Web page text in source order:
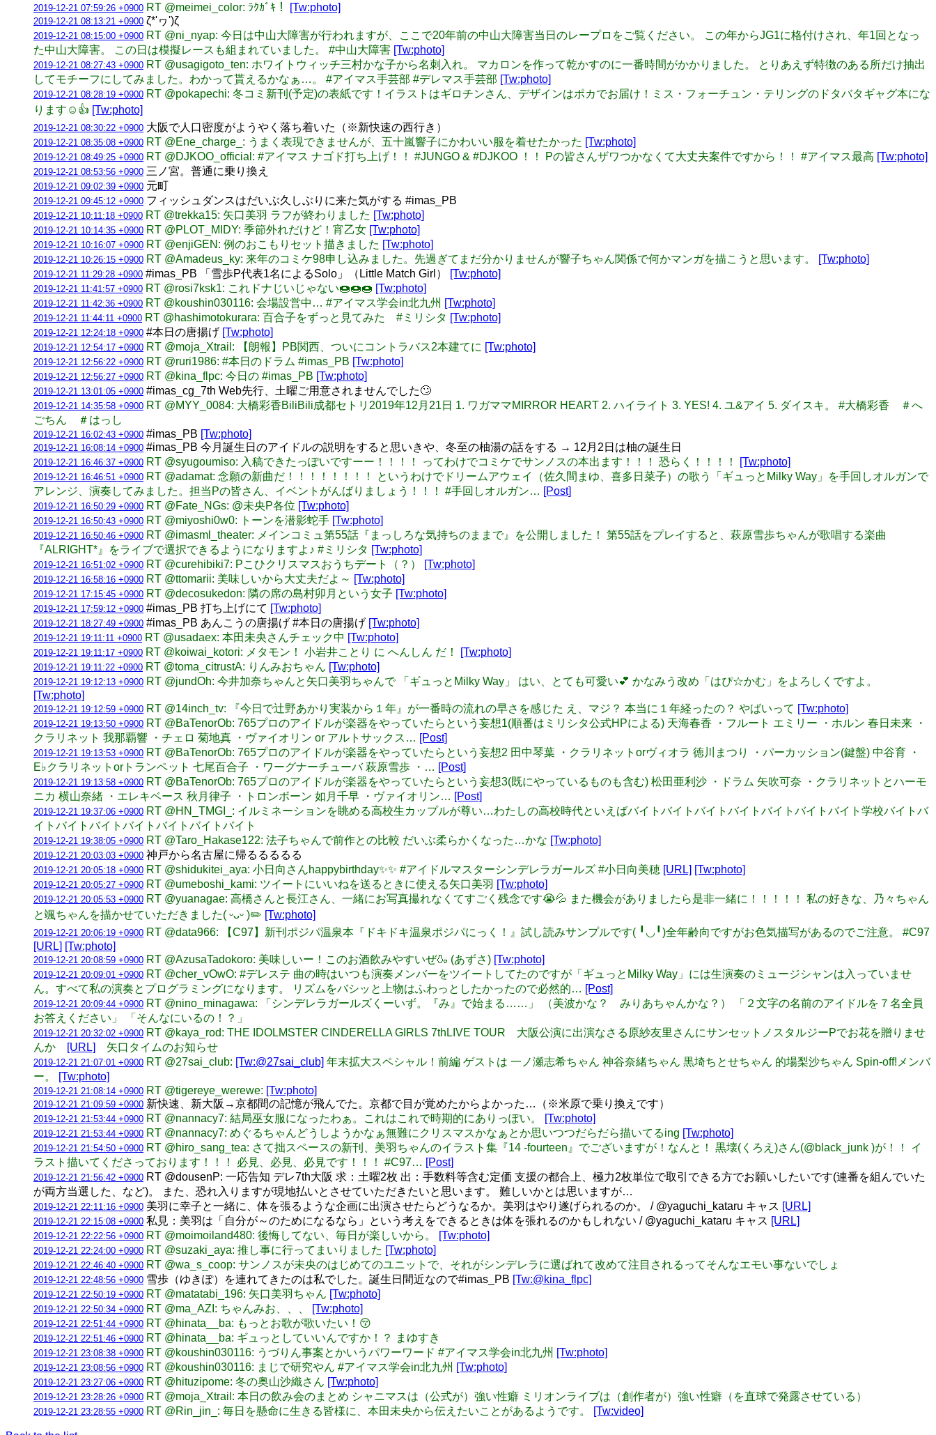
2019-12-21 07:59:26 +0900 RT @meimei_color: ﾗｸｶﾞｷ！ [Tw:photo]
2019-12-21 08:13:21 +0900 ζ*'ヮ')ζ
2019-12-21 08:15:00 +0900 RT @ni_nyap: 今日は中山大障害が行われますが、ここで20年前の中山大障害当日のレープロをご覧ください。 この年からJG1に格付けされ、年1回となっ
た中山大障害。 この日は模擬レースも組まれていました。 #中山大障害 [Tw:photo]
2019-12-21 08:27:43 +0900 RT @usagigoto_ten: ホワイトウィッチ三村かな子から名刺入れ。 マカロンを作って乾かすのに一番時間がかかりました。 とりあえず特徴のある所だけ抽出
してモチーフにしてみました。わかって貰えるかなぁ…。 #アイマス手芸部 #デレマス手芸部 [Tw:photo]
2019-12-21 08:28:19 +0900 RT @pokapechi: 冬コミ新刊(予定)の表紙です！イラストはギロチンさん、デザインはポカでお届け！ミス・フォーチュン・テリングのドタバタギャグ本にな
ります☺️👍 [Tw:photo]
2019-12-21 08:30:22 +0900 大阪で人口密度がようやく落ち着いた（※新快速の西行き）
2019-12-21 08:35:08 +0900 RT @Ene_charge_: うまく表現できませんが、五十嵐響子にかわいい服を着せたかった [Tw:photo]
2019-12-21 08:49:25 +0900 RT @DJKOO_official: #アイマス ナゴド打ち上げ！！ #JUNGO & #DJKOO ！！ Pの皆さんザワつかなくて大丈夫案件ですから！！ #アイマス最高 [Tw:photo]
2019-12-21 08:53:56 +0900 三ノ宮。普通に乗り換え
2019-12-21 09:02:39 +0900 元町
2019-12-21 09:45:12 +0900 フィッシュダンスはだいぶ久しぶりに来た気がする #imas_PB
2019-12-21 10:11:18 +0900 RT @trekka15: 矢口美羽 ラフが終わりました [Tw:photo]
2019-12-21 10:14:35 +0900 RT @PLOT_MIDY: 季節外れだけど！宵乙女 [Tw:photo]
2019-12-21 10:16:07 +0900 RT @enjiGEN: 例のおこもりセット描きました [Tw:photo]
2019-12-21 10:26:15 +0900 RT @Amadeus_ky: 来年のコミケ98申し込みました。先過ぎてまだ分かりませんが響子ちゃん関係で何かマンガを描こうと思います。 [Tw:photo]
2019-12-21 11:29:28 +0900 #imas_PB 「雪歩P代表1名によるSolo」（Little Match Girl） [Tw:photo]
2019-12-21 11:41:57 +0900 RT @rosi7ksk1: これドナじいじゃない🍩🍩🍩 [Tw:photo]
2019-12-21 11:42:36 +0900 RT @koushin030116: 会場設営中… #アイマス学会in北九州 [Tw:photo]
2019-12-21 11:44:11 +0900 RT @hashimotokurara: 百合子をずっと見てみた #ミリシタ [Tw:photo]
2019-12-21 12:24:18 +0900 #本日の唐揚げ [Tw:photo]
2019-12-21 12:54:17 +0900 RT @moja_Xtrail: 【朗報】PB関西、ついにコントラバス2本建てに [Tw:photo]
2019-12-21 12:56:22 +0900 RT @ruri1986: #本日のドラム #imas_PB [Tw:photo]
2019-12-21 12:56:27 +0900 RT @kina_flpc: 今日の #imas_PB [Tw:photo]
2019-12-21 13:01:05 +0900 #imas_cg_7th Web先行、土曜ご用意されませんでした🙄
2019-12-21 14:35:58 +0900 RT @MYY_0084: 大橋彩香BiliBili成都セトリ2019年12月21日 1. ワガママMIRROR HEART 2. ハイライト 3. YES! 4. ユ&アイ 5. ダイスキ。 #大橋彩香 ＃へ
ごちん ＃はっし
2019-12-21 16:02:43 +0900 #imas_PB [Tw:photo]
2019-12-21 16:08:14 +0900 #imas_PB 今月誕生日のアイドルの説明をすると思いきや、冬至の柚湯の話をする → 12月2日は柚の誕生日
2019-12-21 16:46:37 +0900 RT @syugoumiso: 入稿できたっぽいですーー！！！！ ってわけでコミケでサンノスの本出ます！！！ 恐らく！！！！ [Tw:photo]
2019-12-21 16:46:51 +0900 RT @adamat: 念願の新曲だ！！！！！！！！ というわけでドリームアウェイ（佐久間まゆ、喜多日菜子）の歌う「ギュっとMilky Way」を手回しオルガンで
アレンジ、演奏してみました。担当Pの皆さん、イベントがんばりましょう！！！ #手回しオルガン… [Post]
2019-12-21 16:50:29 +0900 RT @Fate_NGs: @未央P各位 [Tw:photo]
2019-12-21 16:50:43 +0900 RT @miyoshi0w0: トーンを潜影蛇手 [Tw:photo]
2019-12-21 16:50:46 +0900 RT @imasml_theater: メインコミュ第55話『まっしろな気持ちのままで』を公開しました！ 第55話をプレイすると、萩原雪歩ちゃんが歌唱する楽曲
『ALRIGHT*』をライブで選択できるようになりますよ♪ #ミリシタ [Tw:photo]
2019-12-21 16:51:02 +0900 RT @curehibiki7: Pこひクリスマスおうちデート（？） [Tw:photo]
2019-12-21 16:58:16 +0900 RT @ttomarii: 美味しいから大丈夫だよ～ [Tw:photo]
2019-12-21 17:15:45 +0900 RT @decosukedon: 隣の席の島村卯月という女子 [Tw:photo]
2019-12-21 17:59:12 +0900 #imas_PB 打ち上げにて [Tw:photo]
2019-12-21 18:27:49 +0900 #imas_PB あんこうの唐揚げ #本日の唐揚げ [Tw:photo]
2019-12-21 19:11:11 +0900 RT @usadaex: 本田未央さんチェック中 [Tw:photo]
2019-12-21 19:11:17 +0900 RT @koiwai_kotori: メタモン！ 小岩井ことり に へんしん だ！ [Tw:photo]
2019-12-21 19:11:22 +0900 RT @toma_citrustA: りんみおちゃん [Tw:photo]
2019-12-21 19:12:13 +0900 RT @jundOh: 今井加奈ちゃんと矢口美羽ちゃんで 「ギュっとMilky Way」 はい、とても可愛い💕 かなみう改め「はぴ☆かむ」をよろしくですよ。
[Tw:photo]
2019-12-21 19:12:59 +0900 RT @14inch_tv: 『今日で辻野あかり実装から１年』が一番時の流れの早さを感じた え、マジ？ 本当に１年経ったの？ やばいって [Tw:photo]
2019-12-21 19:13:50 +0900 RT @BaTenorOb: 765プロのアイドルが楽器をやっていたらという妄想1(順番はミリシタ公式HPによる) 天海春香 ・フルート エミリー ・ホルン 春日未来 ・
クラリネット 我那覇響 ・チェロ 菊地真 ・ヴァイオリン or アルトサックス… [Post]
2019-12-21 19:13:53 +0900 RT @BaTenorOb: 765プロのアイドルが楽器をやっていたらという妄想2 田中琴葉 ・クラリネットorヴィオラ 徳川まつり ・パーカッション(鍵盤) 中谷育 ・
E♭クラリネットorトランペット 七尾百合子 ・ワーグナーチューバ 萩原雪歩 ・… [Post]
2019-12-21 19:13:58 +0900 RT @BaTenorOb: 765プロのアイドルが楽器をやっていたらという妄想3(既にやっているものも含む) 松田亜利沙 ・ドラム 矢吹可奈 ・クラリネットとハーモ
ニカ 横山奈緒 ・エレキベース 秋月律子 ・トロンボーン 如月千早 ・ヴァイオリン… [Post]
2019-12-21 19:37:06 +0900 RT @HN_TMGI_: イルミネーションを眺める高校生カップルが尊い…わたしの高校時代といえばバイトバイトバイトバイトバイトバイトバイト学校バイトバ
イトバイトバイトバイトバイトバイトバイト
2019-12-21 19:38:05 +0900 RT @Taro_Hakase122: 法子ちゃんで前作との比較 だいぶ柔らかくなった…かな [Tw:photo]
2019-12-21 20:03:03 +0900 神戸から名古屋に帰るるるるる
2019-12-21 20:05:18 +0900 RT @shidukitei_aya: 小日向さんhappybirthday✨✨ #アイドルマスターシンデレラガールズ #小日向美穂 [URL] [Tw:photo]
2019-12-21 20:05:27 +0900 RT @umeboshi_kami: ツイートにいいねを送るときに使える矢口美羽 [Tw:photo]
2019-12-21 20:05:53 +0900 RT @yuanagae: 高橋さんと長江さん、一緒にお写真撮れなくてすごく残念です😭💦 また機会がありましたら是非一緒に！！！！！ 私の好きな、乃々ちゃん
と颯ちゃんを描かせていただきました( ᵕᴗᵕ )✏️ [Tw:photo]
2019-12-21 20:06:19 +0900 RT @data966: 【C97】新刊ポジパ温泉本『ドキドキ温泉ポジパにっく！』試し読みサンプルです( ╹◡╹)全年齢向ですがお色気描写があるのでご注意。 #C97
[URL] [Tw:photo]
2019-12-21 20:08:59 +0900 RT @AzusaTadokoro: 美味しいー！このお酒飲みやすいぜ🍶 (あずさ) [Tw:photo]
2019-12-21 20:09:01 +0900 RT @cher_vOwO: #デレステ 曲の時はいつも演奏メンバーをツイートしてたのですが「ギュっとMilky Way」には生演奏のミュージシャンは入っていませ
ん。すべて私の演奏とプログラミングになります。 リズムをバシッと上物はふわっとしたかったので必然的… [Post]
2019-12-21 20:09:44 +0900 RT @nino_minagawa: 「シンデレラガールズくーいず。『み』で始まる……」 （美波かな？ みりあちゃんかな？） 「２文字の名前のアイドルを７名全員
お答えください」 「そんなにいるの！？」
2019-12-21 20:32:02 +0900 RT @kaya_rod: THE IDOLMSTER CINDERELLA GIRLS 7thLIVE TOUR 大阪公演に出演なさる原紗友里さんにサンセットノスタルジーPでお花を贈りませ
んか
[URL] 矢口タイムのお知らせ
2019-12-21 21:07:01 +0900 RT @27sai_club: [Tw:@27sai_club] 年末拡大スペシャル！前編 ゲストは 一ノ瀬志希ちゃん 神谷奈緒ちゃん 黒埼ちとせちゃん 的場梨沙ちゃん Spin-off!メンバ
ー。
[Tw:photo]
2019-12-21 21:08:14 +0900 RT @tigereye_werewe: [Tw:photo]
2019-12-21 21:09:59 +0900 新快速、新大阪→京都間の記憶が飛んでた。京都で目が覚めたからよかった…（※米原で乗り換えです）
2019-12-21 21:53:44 +0900 RT @nannacy7: 結局巫女服になったわぁ。これはこれで時期的にありっぽい。 [Tw:photo]
2019-12-21 21:53:44 +0900 RT @nannacy7: めぐるちゃんどうしようかなぁ無難にクリスマスかなぁとか思いつつだらだら描いてるing [Tw:photo]
2019-12-21 21:54:50 +0900 RT @hiro_sang_tea: さて拙スペースの新刊、美羽ちゃんのイラスト集『14 -fourteen』でございますが！なんと！ 黒壊(くろえ)さん(@black_junk )が！！ イ
ラスト描いてくださっております！！！ 必見、必見、必見です！！！ #C97… [Post]
2019-12-21 21:56:42 +0900 RT @dousenP: 一応告知 デレ7th大阪 求：土曜2枚 出：手数料等含む定価 支援の都合上、極力2枚単位で取引できる方でお願いしたいです(連番を組んでいた
が両方当選した、など)。 また、恐れ入りますが現地払いとさせていただきたいと思います。 難しいかとは思いますが…
2019-12-21 22:11:16 +0900 美羽に幸子と一緒に、体を張るような企画に出演させたらどうなるか。美羽はやり遂げられるのか。 / @yaguchi_kataru キャス [URL]
2019-12-21 22:15:08 +0900 私見：美羽は「自分が～のためになるなら」という考えをできるときは体を張れるのかもしれない / @yaguchi_kataru キャス [URL]
2019-12-21 22:22:56 +0900 RT @moimoiland480: 後悔してない、毎日が楽しいから。 [Tw:photo]
2019-12-21 22:24:00 +0900 RT @suzaki_aya: 推し事に行ってまいりました [Tw:photo]
2019-12-21 22:46:40 +0900 RT @wa_s_coop: サンノスが未央のはじめてのユニットで、それがシンデレラに選ばれて改めて注目されるってそんなエモい事ないでしょ
2019-12-21 22:48:56 +0900 雪歩（ゆきぽ）を連れてきたのは私でした。誕生日間近なので#imas_PB [Tw:@kina_flpc]
2019-12-21 22:50:19 +0900 RT @matatabi_196: 矢口美羽ちゃん [Tw:photo]
2019-12-21 22:50:34 +0900 RT @ma_AZI: ちゃんみお、、、 [Tw:photo]
2019-12-21 22:51:44 +0900 RT @hinata__ba: もっとお歌が歌いたい！😚
2019-12-21 22:51:46 +0900 RT @hinata__ba: ギュっとしていいんですか！？ まゆすき
2019-12-21 23:08:38 +0900 RT @koushin030116: うづりん事案とかいうパワーワード #アイマス学会in北九州 [Tw:photo]
2019-12-21 23:08:56 +0900 RT @koushin030116: まじで研究やん #アイマス学会in北九州 [Tw:photo]
2019-12-21 23:27:06 +0900 RT @hituzipome: 冬の奥山沙織さん [Tw:photo]
2019-12-21 23:28:26 +0900 RT @moja_Xtrail: 本日の飲み会のまとめ シャニマスは（公式が）強い性癖 ミリオンライブは（創作者が）強い性癖（を直球で発露させている）
2019-12-21 23:28:55 +0900 RT @Rin_jin_: 毎日を懸命に生きる皆様に、本田未央から伝えたいことがあるようです。 [Tw:video]